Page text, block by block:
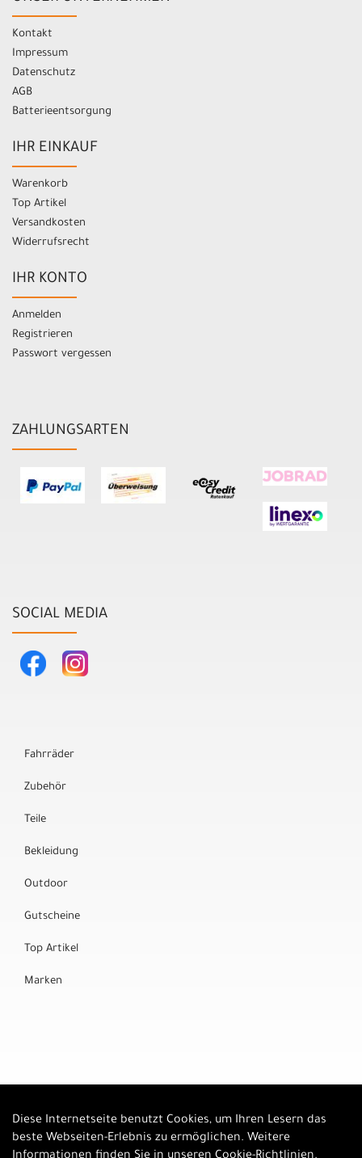
Kontakt
Impressum
Datenschutz
AGB
Batterieentsorgung
IHR EINKAUF
Warenkorb
Top Artikel
Versandkosten
Widerrufsrecht
IHR KONTO
Anmelden
Registrieren
Passwort vergessen
ZAHLUNGSARTEN
SOCIAL MEDIA
Fahrräder
Zubehör
Teile
Bekleidung
Outdoor
Gutscheine
Top Artikel
Marken
Diese Internetseite benutzt Cookies, um Ihren Lesern das
beste Webseiten-Erlebnis zu ermöglichen. Weitere
Auftrag widerrufen